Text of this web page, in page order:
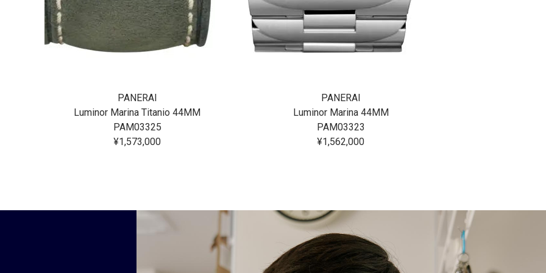
PANERAI
Luminor Marina Titanio 44MM
PAM03325
¥1,573,000
PANERAI
Luminor Marina 44MM
PAM03323
¥1,562,000